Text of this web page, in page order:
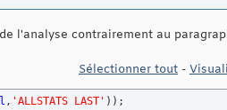
l'analyse contrairement au
Sélectionner tout -
, 'ALLSTATS LAST' ) ) ;